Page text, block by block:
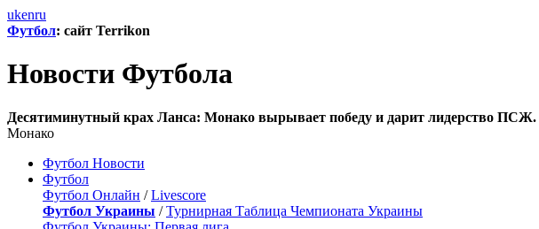
ukenru
Футбол: сайт Terrikon
Новости Футбола
Десятиминутный крах Ланса: Монако вырывает победу и дарит лидерство ПСЖ.
Монако
Футбол Новости
Футбол
Футбол Онлайн /Livescore
Футбол Украины /Турнирная Таблица Чемпионата Украины